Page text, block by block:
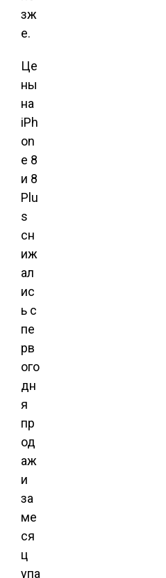
зж
е.
Це
ны
на
iPh
on
e 8
и 8
Plu
s
сн
иж
ал
ис
ь с
пе
рв
ого
дн
я
пр
од
аж
и
за
ме
ся
ц
упа